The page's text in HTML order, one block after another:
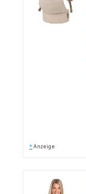
* Anzeige